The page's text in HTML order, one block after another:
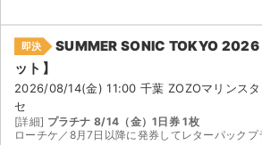
即決
SUMMER SONIC TOKYO 2026
ット】
2026/08/14(金) 11:00 千葉 ZOZOマリンスタ
セ
[詳細] プラチナ 8/14（金）1日券 1枚
ローチケ／8月7日以降に発券してレターパックプ